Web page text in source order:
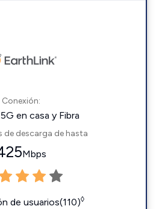
Conexión:
en casa y Fibra
de descarga de hasta
Mbps
de usuarios(110)◊